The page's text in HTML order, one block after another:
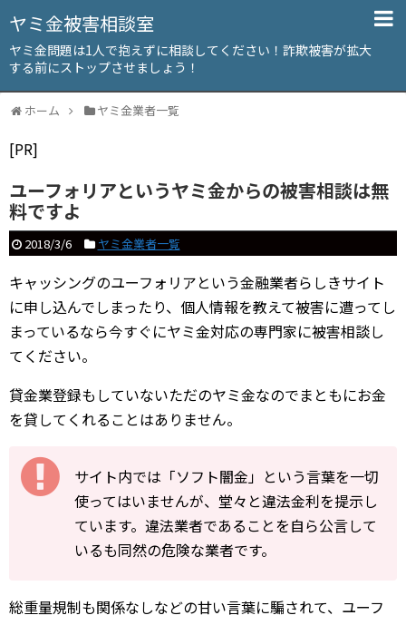
ヤミ金被害相談室
ヤミ金問題は1人で抱えずに相談してください！詐欺被害が拡大
する前にストップさせましょう！
ホーム ヤミ金業者一覧
[PR]
ユーフォリアというヤミ金からの被害相談は無
料ですよ
2018/3/6 ヤミ金業者一覧
キャッシングのユーフォリアという金融業者らしきサイト
に申し込んでしまったり、個人情報を教えて被害に遭ってし
まっているなら今すぐにヤミ金対応の専門家に被害相談し
てください。
貸金業登録もしていないただのヤミ金なのでまともにお金
を貸してくれることはありません。
サイト内では「ソフト闇金」という言葉を一切
使ってはいませんが、堂々と違法金利を提示し
ています。違法業者であることを自ら公言して
いるも同然の危険な業者です。
総重量規制も関係なしなどの甘い言葉に騙されて、ユーフ